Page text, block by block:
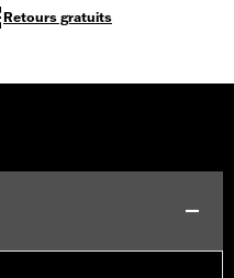
Retours gratuits